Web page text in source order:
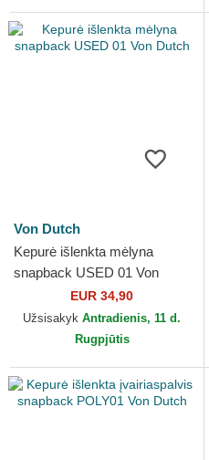
Von Dutch
Kepurė išlenkta mėlyna
snapback USED 01 Von
EUR 34,90
Užsisakyk Antradienis, 11 d.
Rugpjūtis